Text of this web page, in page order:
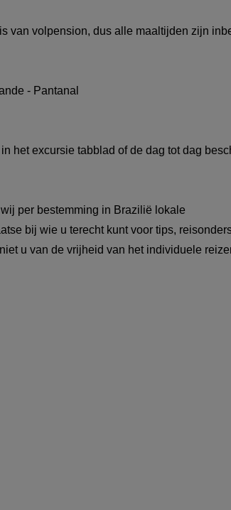
van volpension, dus alle maaltijden zijn
- Pantanal
het excursie tabblad of de dag tot dag
per bestemming in Brazilië lokale
bij wie u terecht kunt voor tips,
u van de vrijheid van het individuele